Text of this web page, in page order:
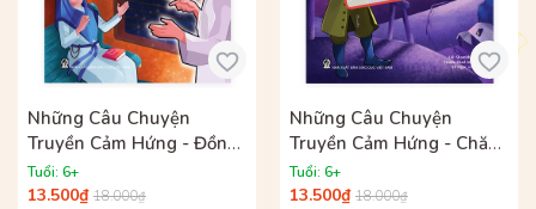
Những Câu Chuyện
Truyền Cảm Hứng - Đồng
Cảm
Tuổi: 6+
13.500₫ 18.000₫
Những Câu Chuyện
Truyền Cảm Hứng - Chăm
Chỉ
Tuổi: 6+
13.500₫ 18.000₫